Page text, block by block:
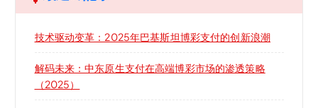
技术驱动变革：2025年巴基斯坦博彩支付的创新浪潮
解码未来：中东原生支付在高端博彩市场的渗透策略
（2025）